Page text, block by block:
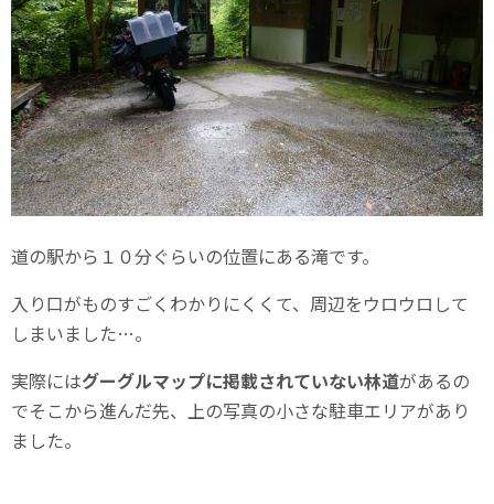
道の駅から１０分ぐらいの位置にある滝です。
入り口がものすごくわかりにくくて、周辺をウロウロして
しまいました…。
実際にはグーグルマップに掲載されていない林道があるの
でそこから進んだ先、上の写真の小さな駐車エリアがあり
ました。